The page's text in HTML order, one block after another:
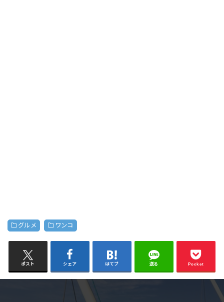
グルメ ワンコ
ポスト シェア はてブ 送る Pocket